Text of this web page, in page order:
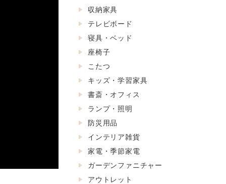
収納家具
テレビボード
寝具・ベッド
座椅子
こたつ
キッズ・学習家具
書斎・オフィス
ランプ・照明
防災用品
インテリア雑貨
家電・季節家電
ガーデンファニチャー
アウトレット